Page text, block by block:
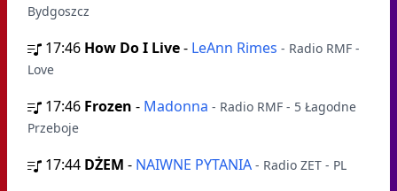
Bydgoszcz
17:46 How Do I Live- LeAnn Rimes - Radio RMF -
Love
17:46 Frozen - Madonna - Radio RMF - 5 Łagodne
Przeboje
17:44 DŻEM - NAIWNE PYTANIA - Radio ZET - PL